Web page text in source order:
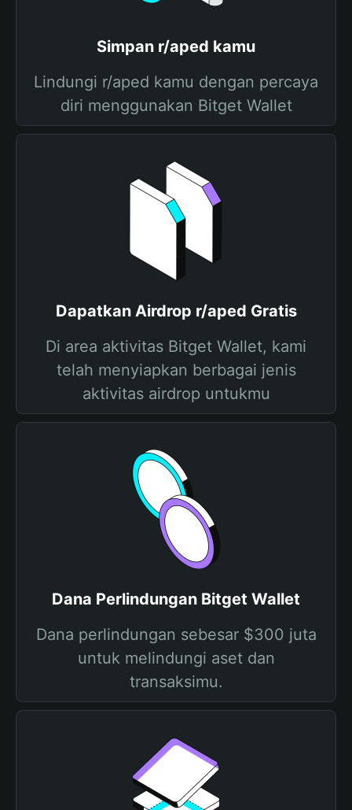
Simpan r/aped kamu
Lindungi r/aped kamu dengan percaya
diri menggunakan Bitget Wallet
Dapatkan Airdrop r/aped Gratis
Di area aktivitas Bitget Wallet, kami
telah menyiapkan berbagai jenis
aktivitas airdrop untukmu
Dana Perlindungan Bitget Wallet
Dana perlindungan sebesar $300 juta
untuk melindungi aset dan
transaksimu.